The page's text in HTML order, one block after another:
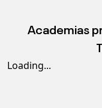
Academias
Loading...